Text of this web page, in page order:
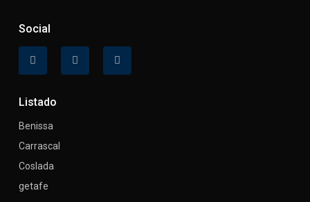
Social
Listado
Benissa
Carrascal
Coslada
getafe